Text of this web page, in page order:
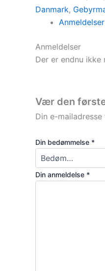
Danmark,
Anmeldelser
Der er endnu ikke
Vær den
Din e-
Din bedømmelse *
Din anmeldelse *